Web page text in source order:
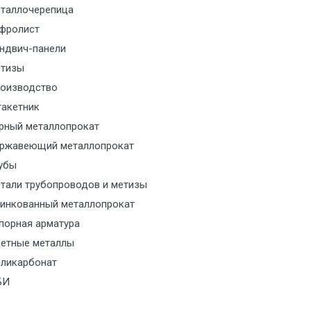
за МКАД
за МКАД
с транспортным
с транспортным
с транспортным
панели
металлопрокат
металлопрокат
трубопроводов и метизы
металлопрокат
арматура
металлы